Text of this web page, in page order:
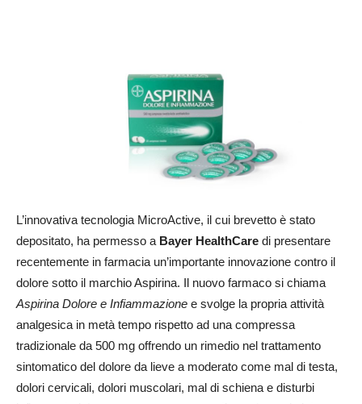
L’innovativa tecnologia MicroActive, il cui brevetto è stato
depositato, ha permesso a Bayer HealthCare di presentare
recentemente in farmacia un’importante innovazione contro il
dolore sotto il marchio Aspirina. Il nuovo farmaco si chiama
Aspirina Dolore e Infiammazione e svolge la propria attività
analgesica in metà tempo rispetto ad una compressa
tradizionale da 500 mg offrendo un rimedio nel trattamento
sintomatico del dolore da lieve a moderato come mal di testa,
dolori cervicali, dolori muscolari, mal di schiena e disturbi